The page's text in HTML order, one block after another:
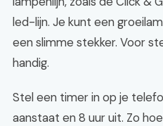
led-lijn. Je kunt een
een slimme stekker. Voor
handig.
Stel een timer in op je
aanstaat en 8 uur uit. Zo